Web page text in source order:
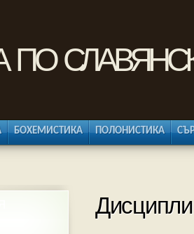
по
БОХЕМИСТИКА ПОЛОНИСТИКА